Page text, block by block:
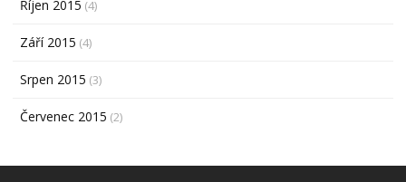
Říjen 2015 (4)
Září 2015 (4)
Srpen 2015 (3)
Červenec 2015 (2)